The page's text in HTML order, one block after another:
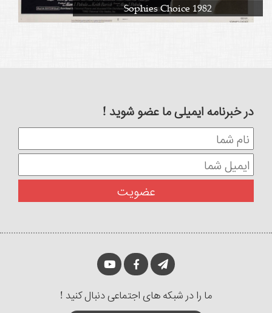
Sophies Choice 1982
در خبرنامه ایمیلی ما عضو شوید !
ما را در شبکه های اجتماعی دنبال کنید !